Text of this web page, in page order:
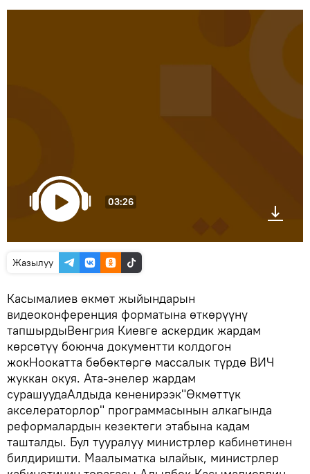
03:26
Жазылуу
Касымалиев өкмөт жыйындарын
видеоконференция форматына өткөрүүнү
тапшырдыВенгрия Киевге аскердик жардам
көрсөтүү боюнча документти колдогон
жокНоокатта бөбөктөргө массалык түрдө ВИЧ
жуккан окуя. Ата-энелер жардам
сурашуудаАлдыда кененирээк"Өкмөттүк
акселераторлор" программасынын алкагында
реформалардын кезектеги этабына кадам
ташталды. Бул тууралуу министрлер кабинетинен
билдиришти. Маалыматка ылайык, министрлер